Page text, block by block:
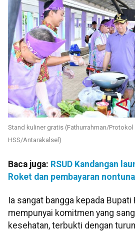
Stand kuliner gratis (Fathurrahman/Protokol
HSS/Antarakalsel)
Baca juga: RSUD Kandangan
Roket dan pembayaran
Ia sangat bangga kepada Bupati
mempunyai komitmen yang
kesehatan, terbukti dengan